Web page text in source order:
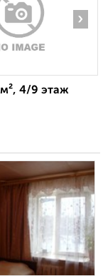
›
4/9 этаж